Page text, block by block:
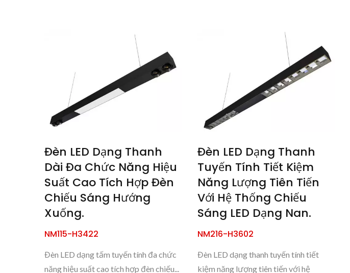
Đèn LED Dạng Thanh
Dài Đa Chức Năng Hiệu
Suất Cao Tích Hợp Đèn
Chiếu Sáng Hướng
Xuống.
NM115-H3422
Đèn LED dạng tấm tuyến tính đa chức
năng hiệu suất cao tích hợp đèn chiếu...
Đèn LED Dạng Thanh
Tuyến Tính Tiết Kiệm
Năng Lượng Tiên Tiến
Với Hệ Thống Chiếu
Sáng LED Dạng Nan.
NM216-H3602
Đèn LED dạng thanh tuyến tính tiết
kiệm năng lượng tiên tiến với hệ